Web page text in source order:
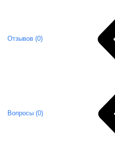
Отзывов (0)
Вопросы (0)